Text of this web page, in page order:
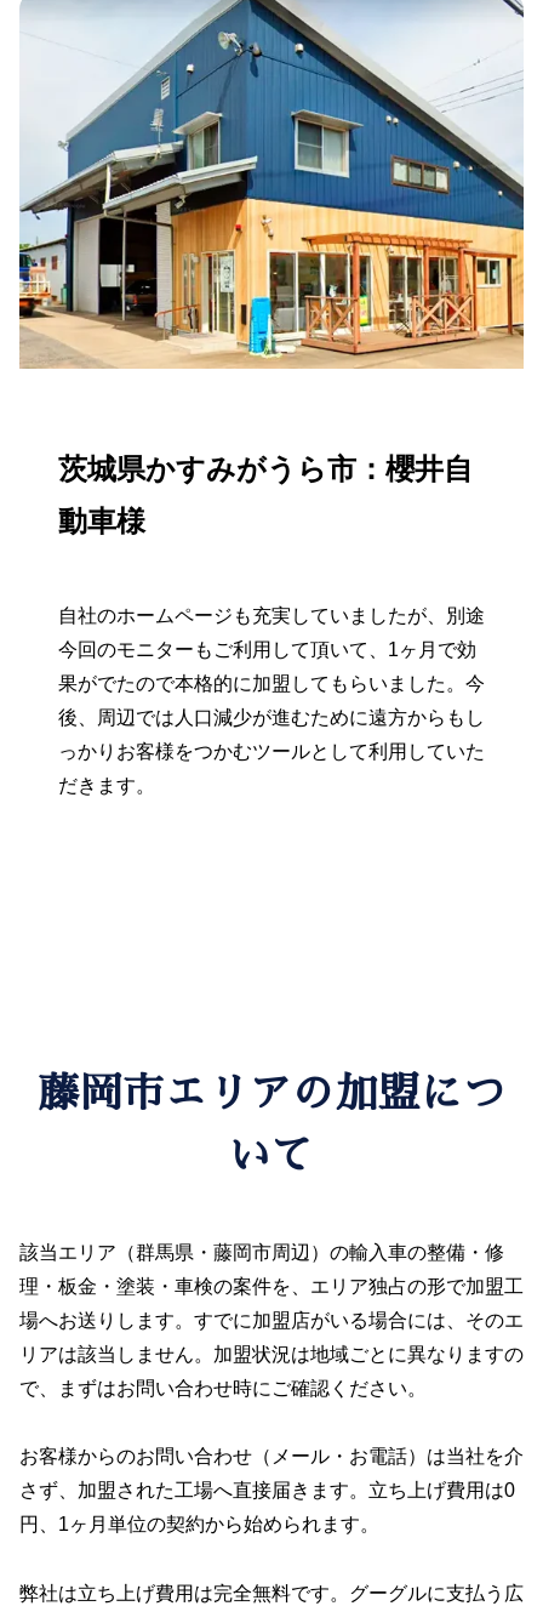
茨城県かすみがうら市：櫻井自
動車様
自社のホームページも充実していましたが、別途
今回のモニターもご利用して頂いて、1ヶ月で効
果がでたので本格的に加盟してもらいました。今
後、周辺では人口減少が進むために遠方からもし
っかりお客様をつかむツールとして利用していた
だきます。
藤岡市エリアの加盟につ
いて
該当エリア（群馬県・藤岡市周辺）の輸入車の整備・修
理・板金・塗装・車検の案件を、エリア独占の形で加盟工
場へお送りします。すでに加盟店がいる場合には、そのエ
リアは該当しません。加盟状況は地域ごとに異なりますの
で、まずはお問い合わせ時にご確認ください。
お客様からのお問い合わせ（メール・お電話）は当社を介
さず、加盟された工場へ直接届きます。立ち上げ費用は0
円、1ヶ月単位の契約から始められます。
弊社は立ち上げ費用は完全無料です。グーグルに支払う広